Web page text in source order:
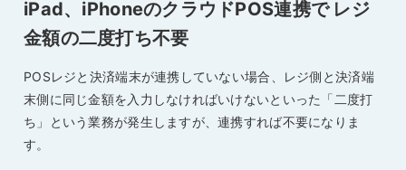
iPad、iPhoneのクラウドPOS連携で レジ
金額の二度打ち不要
POSレジと決済端末が連携していない場合、レジ側と決済端
末側に同じ金額を入力しなければいけないといった「二度打
ち」という業務が発生しますが、連携すれば不要になりま
す。